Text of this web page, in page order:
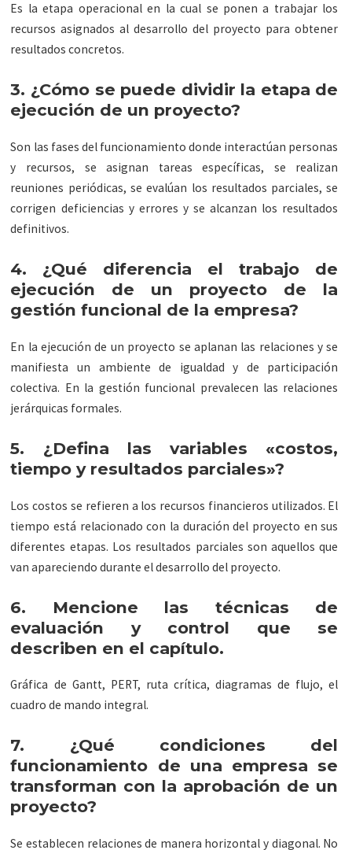
Es la etapa operacional en la cual se ponen a trabajar los
recursos asignados al desarrollo del proyecto para obtener
resultados concretos.
3. ¿Cómo se puede dividir la etapa de
ejecución de un proyecto?
Son las fases del funcionamiento donde interactúan personas
y recursos, se asignan tareas específicas, se realizan
reuniones periódicas, se evalúan los resultados parciales, se
corrigen deficiencias y errores y se alcanzan los resultados
definitivos.
4. ¿Qué diferencia el trabajo de
ejecución de un proyecto de la
gestión funcional de la empresa?
En la ejecución de un proyecto se aplanan las relaciones y se
manifiesta un ambiente de igualdad y de participación
colectiva. En la gestión funcional prevalecen las relaciones
jerárquicas formales.
5. ¿Defina las variables «costos,
tiempo y resultados parciales»?
Los costos se refieren a los recursos financieros utilizados. El
tiempo está relacionado con la duración del proyecto en sus
diferentes etapas. Los resultados parciales son aquellos que
van apareciendo durante el desarrollo del proyecto.
6. Mencione las técnicas de
evaluación y control que se
describen en el capítulo.
Gráfica de Gantt, PERT, ruta crítica, diagramas de flujo, el
cuadro de mando integral.
7. ¿Qué condiciones del
funcionamiento de una empresa se
transforman con la aprobación de un
proyecto?
Se establecen relaciones de manera horizontal y diagonal. No